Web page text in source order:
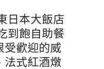
日本大飯店
到飽自助餐
受歡迎的威
法式紅酒燉